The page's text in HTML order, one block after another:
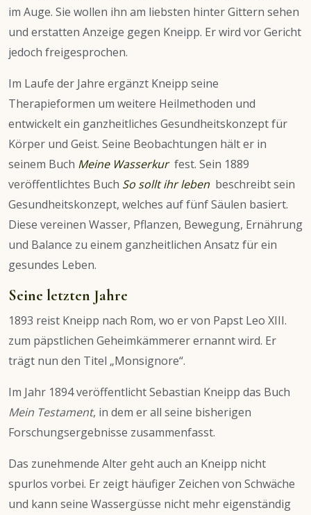
im Auge. Sie wollen ihn am liebsten hinter Gittern sehen
und erstatten Anzeige gegen Kneipp. Er wird vor Gericht
jedoch freigesprochen.
Im Laufe der Jahre ergänzt Kneipp seine
Therapieformen um weitere Heilmethoden und
entwickelt ein ganzheitliches Gesundheitskonzept für
Körper und Geist. Seine Beobachtungen hält er in
seinem Buch Meine Wasserkurfest. Sein 1889
veröffentlichtes Buch So sollt ihr leben beschreibt sein
Gesundheitskonzept, welches auf fünf Säulen basiert.
Diese vereinen Wasser, Pflanzen, Bewegung, Ernährung
und Balance zu einem ganzheitlichen Ansatz für ein
gesundes Leben.
Seine letzten Jahre
1893 reist Kneipp nach Rom, wo er von Papst Leo XIII.
zum päpstlichen Geheimkämmerer ernannt wird. Er
trägt nun den Titel „Monsignore“.
Im Jahr 1894 veröffentlicht Sebastian Kneipp das Buch
Mein Testament, in dem er all seine bisherigen
Forschungsergebnisse zusammenfasst.
Das zunehmende Alter geht auch an Kneipp nicht
spurlos vorbei. Er zeigt häufiger Zeichen von Schwäche
und kann seine Wassergüsse nicht mehr eigenständig